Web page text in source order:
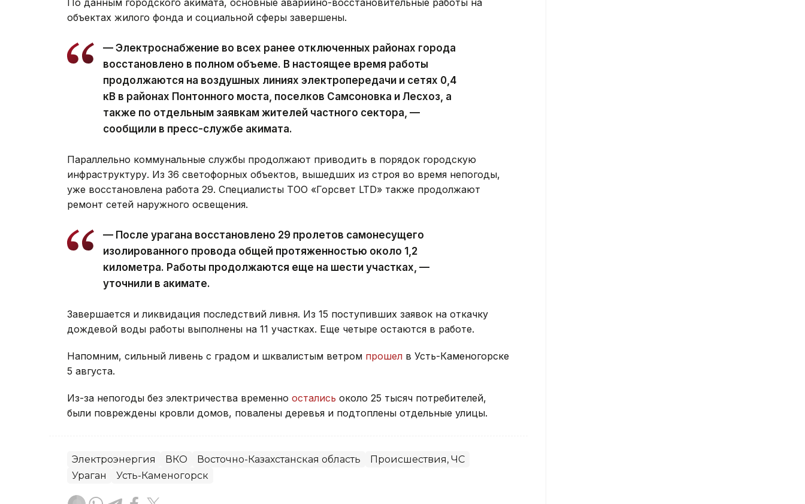
объектах жилого фонда и социальной сферы завершены.
— Электроснабжение во всех ранее отключенных районах города
восстановлено в полном объеме. В настоящее время работы
продолжаются на воздушных линиях электропередачи и сетях 0,4
кВ в районах Понтонного моста, поселков Самсоновка и Лесхоз, а
также по отдельным заявкам жителей частного сектора, —
сообщили в пресс-службе акимата.
Параллельно коммунальные службы продолжают приводить в порядок городскую
инфраструктуру. Из 36 светофорных объектов, вышедших из строя во время непогоды,
уже восстановлена работа 29. Специалисты ТОО «Горсвет LTD» также продолжают
ремонт сетей наружного освещения.
— После урагана восстановлено 29 пролетов самонесущего
изолированного провода общей протяженностью около 1,2
километра. Работы продолжаются еще на шести участках, —
уточнили в акимате.
Завершается и ликвидация последствий ливня. Из 15 поступивших заявок на откачку
дождевой воды работы выполнены на 11 участках. Еще четыре остаются в работе.
Напомним, сильный ливень с градом и шквалистым ветром прошел в Усть-Каменогорске
5 августа.
Из-за непогоды без электричества временно остались около 25 тысяч потребителей,
были повреждены кровли домов, повалены деревья и подтоплены отдельные улицы.
Электроэнергия ВКО Восточно-Казахстанская область
Происшествия, ЧС
Ураган
Усть-Каменогорск